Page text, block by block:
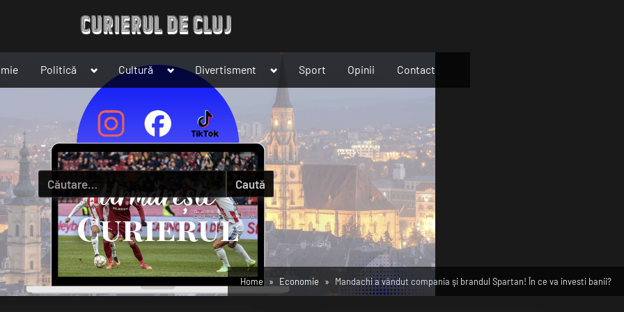
Politică
Toggle
sub-
menu
Cultură
Toggle
menu
Divertisment
Toggle
menu
Sport Opinii Contact
Caută
după:
Home Economie Mandachi a vândut compania şi brandul Spartan! În ce va investi banii?